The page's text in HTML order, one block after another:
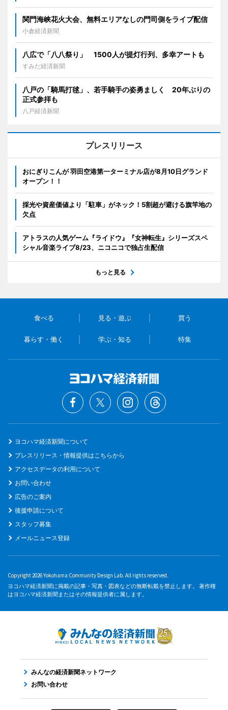
関門海峡花火大会、無料エリアなしの門司側をライブ配信
小倉経済新聞
八広で「八八祭り」 1500人が提灯行列、多幸アートも
すみだ経済新聞
八戸の「騎馬打毬」、若手騎手の姿勇ましく 20年ぶりの
正式参拝も
八戸経済新聞
プレスリリース
おにぎりこんが 羽田空港第一ターミナル店が8月10日グランド
オープン！！
採光や資産価値より「駐車」がネック！5割超が避ける旗竿地の
欠点
アトラスの人気ゲーム『ライドウ』『女神転生』シリーズスペ
シャル音楽ライブ8/23、ニコニコで独占生配信
もっと見る
食べる 見る・遊ぶ 買う
暮らす・働く 学ぶ・知る 特集
ヨコハマ経済新聞について
プレスリリース・情報提供はこちらから
アクセスデータの利用について
お問い合わせ
広告のご案内
後援申請について
スタッフ募集
メールニュース登録
Copyright 2026 Yokohama Community Design Lab. All rights reserved.
ヨコハマ経済新聞に掲載の記事・写真・図表などの無断転載を禁止します。 著作権
はヨコハマ経済新聞またはその情報提供者に属します。
みんなの経済新聞ネットワーク
お問い合わせ